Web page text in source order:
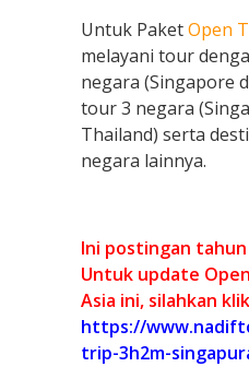
Untuk PaketOpen
melayani tour
negara (Singapore
tour 3 negara
Thailand) serta
negara lainnya.
Ini postingan tahun
Untuk update
Asia ini, silahkan
https://
trip-3h2m-